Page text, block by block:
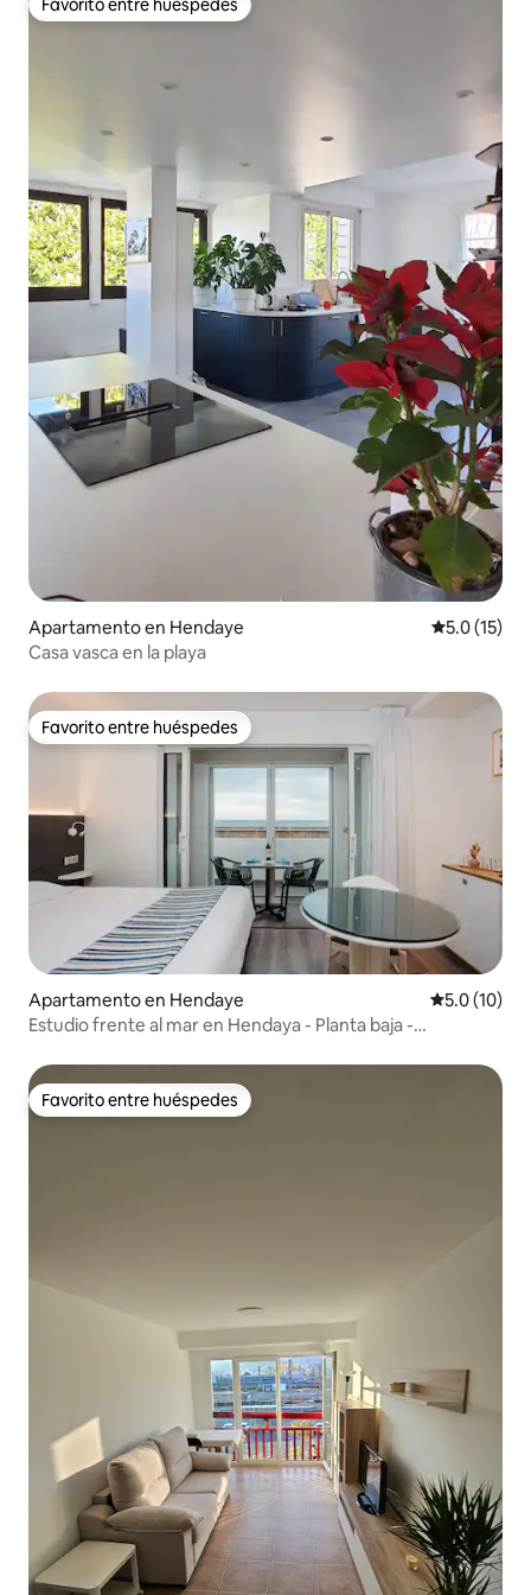
Favorito entre huéspedes
Favorito entre huéspedes
Apartamento en Hendaye Calificación
5.0 (15)
Casa vasca en la playa
Favorito entre huéspedes
Favorito entre huéspedes
Apartamento en Hendaye Calificación
5.0 (10)
Estudio frente al mar en Hendaya - Planta baja -
Favorito entre huéspedes
Favorito entre huéspedes